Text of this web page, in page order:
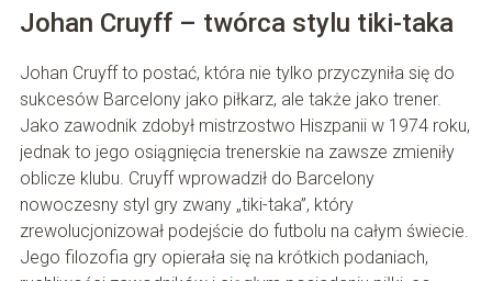
Johan Cruyff – twórca stylu tiki-taka
Johan Cruyff to postać, która nie tylko przyczyniła się do
sukcesów Barcelony jako piłkarz, ale także jako trener.
Jako zawodnik zdobył mistrzostwo Hiszpanii w 1974 roku,
jednak to jego osiągnięcia trenerskie na zawsze zmieniły
oblicze klubu. Cruyff wprowadził do Barcelony
nowoczesny styl gry zwany „tiki-taka”, który
zrewolucjonizował podejście do futbolu na całym świecie.
Jego filozofia gry opierała się na krótkich podaniach,